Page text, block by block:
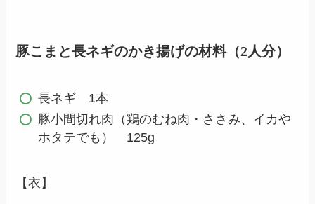
豚こまと長ネギのかき揚げの材料（2人分）
長ネギ 1本
豚小間切れ肉（鶏のむね肉・ささみ、イカや
ホタテでも） 125g
【衣】